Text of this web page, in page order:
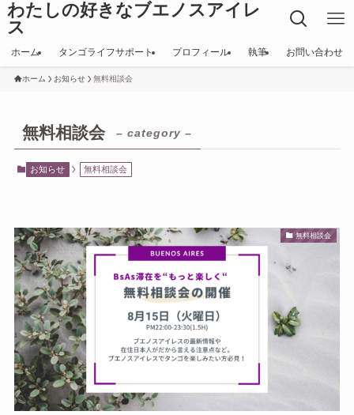
わたしの好きなブエノスアイレ
ス
ホーム タンゴライフサポート プロフィール 執筆 お問い合わせ
ホーム お知らせ 無料相談会
無料相談会 – category –
お知らせ 無料相談会
無料相談会